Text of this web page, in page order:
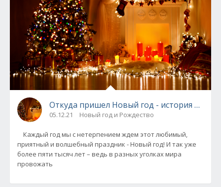
Откуда пришел Новый год - история
05.12.21 Новый год и Рождество
Каждый год мы с нетерпением ждем этот любимый,
приятный и волшебный праздник - Новый год! И так уже
более пяти тысяч лет – ведь в разных уголках мира
провожать